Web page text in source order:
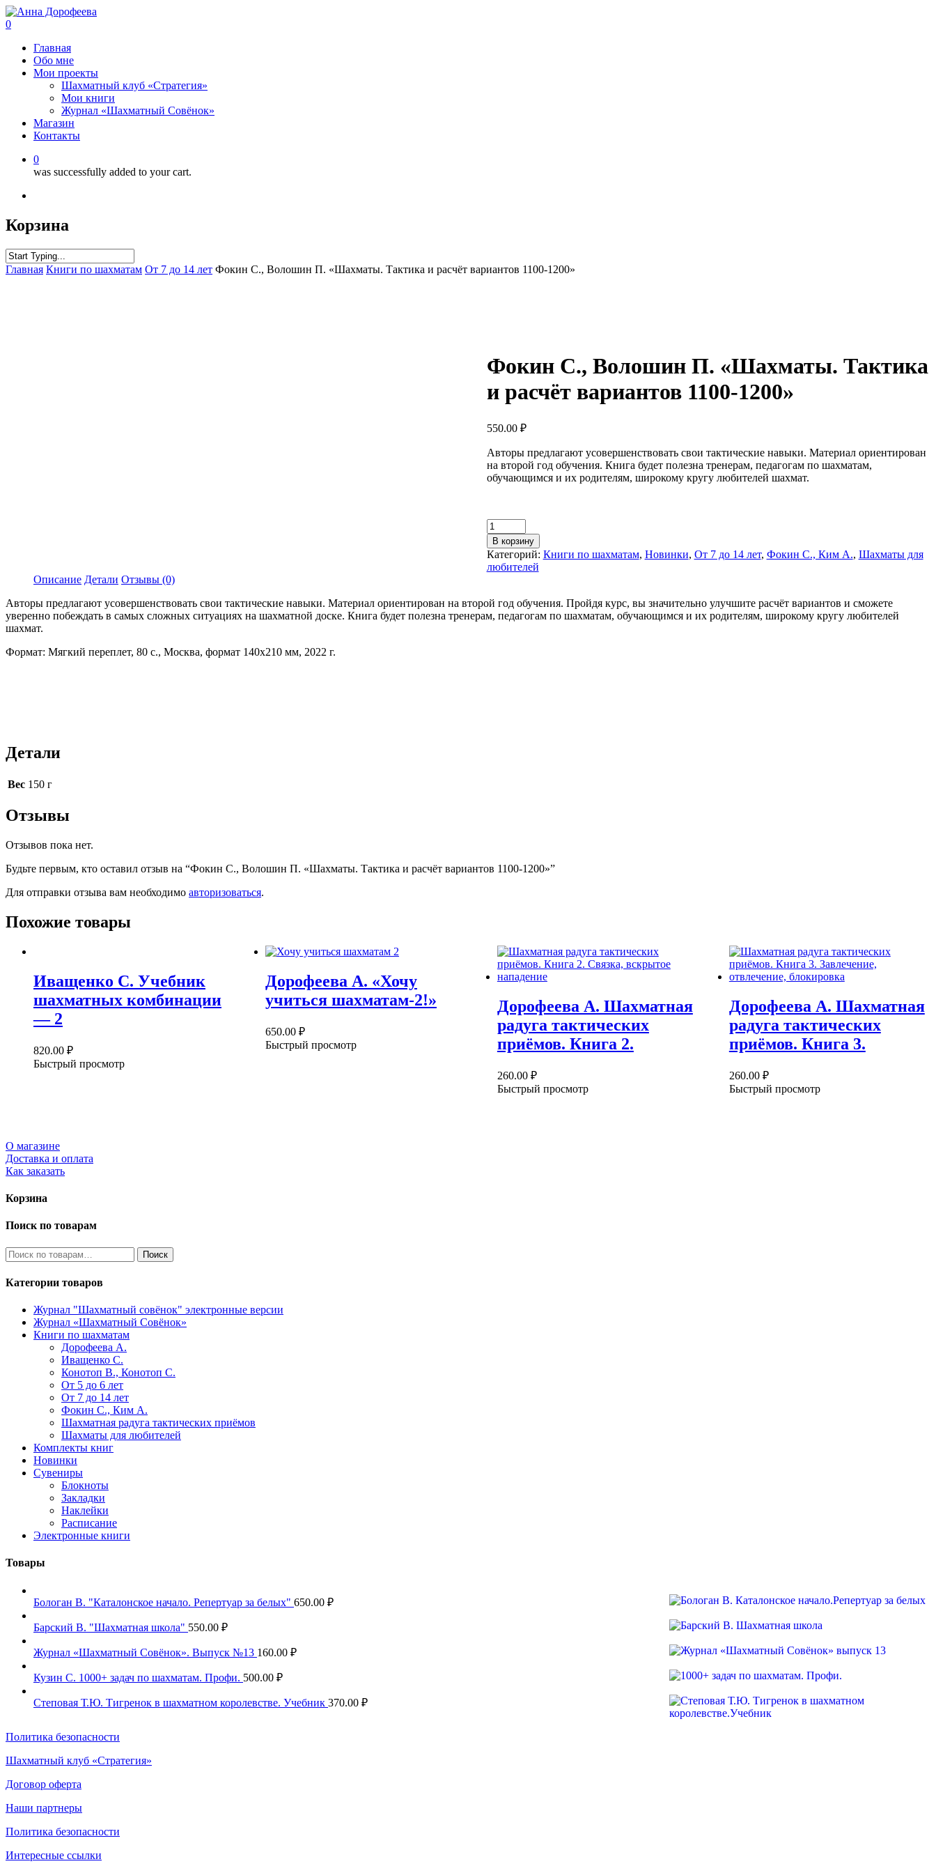
0
Главная
Обо мне
Мои проекты
Шахматный клуб «Стратегия»
Мои книги
Журнал «Шахматный Совёнок»
Магазин
Контакты
0
was successfully added to your cart.
Корзина
Главная Книги по шахматам От 7 до 14 лет Фокин С., Волошин П. «Шахматы. Тактика и расчёт вариантов 1100-1200»
Фокин С., Волошин П. «Шахматы. Тактика
и расчёт вариантов 1100-1200»
550.00 ₽
Авторы предлагают усовершенствовать свои тактические навыки. Материал ориентирован
на второй год обучения. Книга будет полезна тренерам, педагогам по шахматам,
обучающимся и их родителям, широкому кругу любителей шахмат.
Количество
товара
Фокин
С.,
Волошин
"Шахматы.
Тактика
В корзину
Категорий: Книги по шахматам, Новинки, От 7 до 14 лет, Фокин С., Ким А., Шахматы для
любителей
Описание Детали Отзывы (0)
Авторы предлагают усовершенствовать свои тактические навыки. Материал ориентирован на второй год обучения. Пройдя курс, вы значительно улучшите расчёт вариантов и сможете
уверенно побеждать в самых сложных ситуациях на шахматной доске. Книга будет полезна тренерам, педагогам по шахматам, обучающимся и их родителям, широкому кругу любителей
шахмат.
Формат: Мягкий переплет, 80 с., Москва, формат 140х210 мм, 2022 г.
Детали
Вес 150 г
Отзывы
Отзывов пока нет.
Будьте первым, кто оставил отзыв на “Фокин С., Волошин П. «Шахматы. Тактика и расчёт вариантов 1100-1200»”
Для отправки отзыва вам необходимо авторизоваться.
Похожие товары
Иващенко С. Учебник
шахматных комбинации
— 2
820.00 ₽
Быстрый просмотр
Дорофеева А. «Хочу
учиться шахматам-2!»
650.00 ₽
Быстрый просмотр
Дорофеева А. Шахматная
радуга тактических
приёмов. Книга 2.
260.00 ₽
Быстрый просмотр
Дорофеева А. Шахматная
радуга тактических
приёмов. Книга 3.
260.00 ₽
Быстрый просмотр
О магазине
Доставка и оплата
Как заказать
Корзина
Поиск по товарам
Искать: Поиск
Категории товаров
Журнал "Шахматный совёнок" электронные версии
Журнал «Шахматный Совёнок»
Книги по шахматам
Дорофеева А.
Иващенко С.
Конотоп В., Конотоп С.
От 5 до 6 лет
От 7 до 14 лет
Фокин С., Ким А.
Шахматная радуга тактических приёмов
Шахматы для любителей
Комплекты книг
Новинки
Сувениры
Блокноты
Закладки
Наклейки
Расписание
Электронные книги
Товары
Бологан В. "Каталонское начало. Репертуар за белых" 650.00 ₽
Барский В. "Шахматная школа" 550.00 ₽
Журнал «Шахматный Совёнок». Выпуск №13 160.00 ₽
Кузин С. 1000+ задач по шахматам. Профи. 500.00 ₽
Степовая Т.Ю. Тигренок в шахматном королевстве. Учебник 370.00 ₽
Политика безопасности
Шахматный клуб «Стратегия»
Договор оферта
Наши партнеры
Политика безопасности
Интересные ссылки